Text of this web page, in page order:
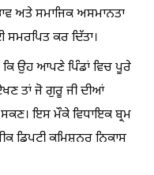
ਅਤੇ ਸਮਾਜਿਕ ਅਸਮਾਨਤਾ
ਕਰ ਦਿੱਤਾ।
ਉਹ ਆਪਣੇ ਪਿੰਡਾਂ ਵਿਚ ਪੂਰੇ
ਤਾਂ ਜੋ ਗੁਰੂ ਜੀ ਦੀਆਂ
ਇਸ ਮੌਕੇ ਵਿਧਾਇਕ ਬ੍ਰਮ
ਡਿਪਟੀ ਕਮਿਸ਼ਨਰ ਨਿਕਾਸ